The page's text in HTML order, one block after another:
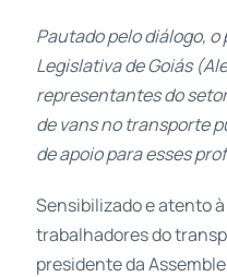
Pautado pelo diálogo,
Legislativa de Goiás
representantes do
de vans no transporte
de apoio para esses
Sensibilizado e atento
trabalhadores do
presidente da